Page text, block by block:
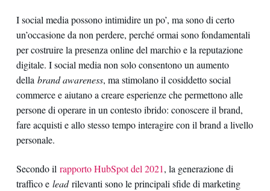
I social media possono intimidire un po’, ma sono di certo
un’occasione da non perdere, perché ormai sono fondamentali
per costruire la presenza online del marchio e la reputazione
digitale. I social media non solo consentono un aumento
della brand awareness, ma stimolano il cosiddetto social
commerce e aiutano a creare esperienze che permettono alle
persone di operare in un contesto ibrido: conoscere il brand,
fare acquisti e allo stesso tempo interagire con il brand a livello
personale.
Secondo il rapporto HubSpot del 2021, la generazione di
traffico e leadrilevanti sono le principali sfide di marketing